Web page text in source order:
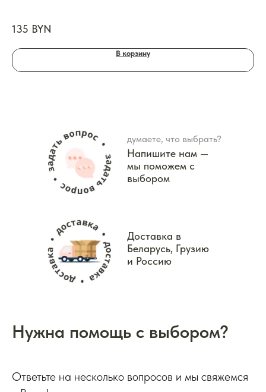
135 BYN
В корзину
думаете, что выбрать?
Напишите нам —
мы поможем с
выбором
Доставка в
Беларусь, Грузию
и Россию
Нужна помощь с выбором?
Ответьте на несколько вопросов и мы свяжемся